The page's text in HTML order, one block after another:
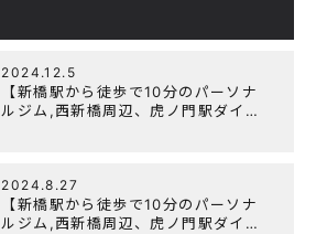
2024.12.5
【新橋駅から徒歩で10分のパーソナ
ルジム,西新橋周辺、虎ノ門駅ダイエ
2024.8.27
【新橋駅から徒歩で10分のパーソナ
ルジム,西新橋周辺、虎ノ門駅ダイエ